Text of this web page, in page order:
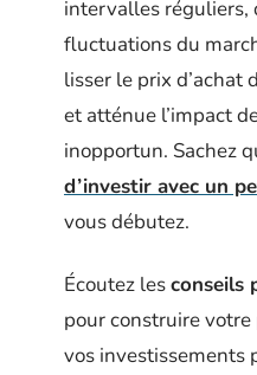
intervalles réguliers,
fluctuations du
lisser le prix d’achat
et atténue l’impact
inopportun. Sachez
d’investir avec un
vous débutez.
Écoutez lesconseils
pour construire
vos investissements